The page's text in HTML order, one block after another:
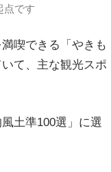
点です
喫できる「やきも
て、主な観光スポ
土準100選」に選